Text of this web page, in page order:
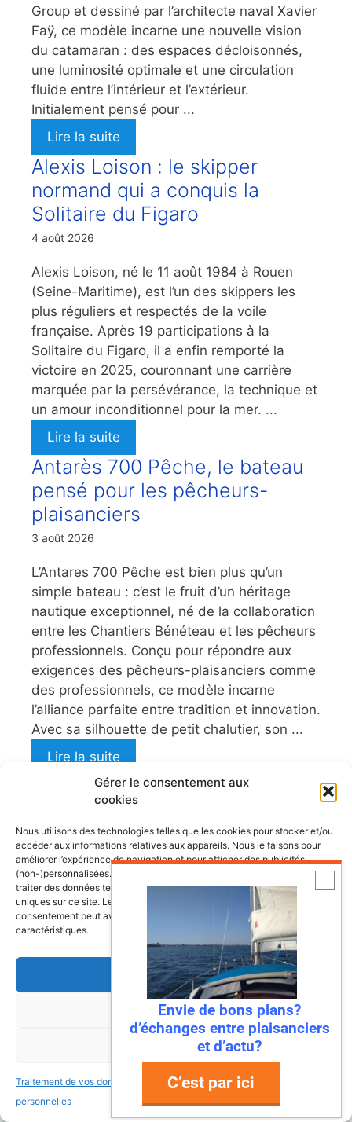
Gérer le consentement aux
cookies
Nous utilisons des technologies telles que les cookies pour stocker et/ou
accéder aux informations relatives aux appareils. Nous le faisons pour
améliorer l’expérience de navigation et pour afficher des publicités
(non-)personnalisées. Consentir à ces technologies nous autorisera à
traiter des données telles que le comportement de navigation ou les ID
uniques sur ce site. Le fait de ne pas consentir ou de retirer son
consentement peut avoir un effet négatif sur certaines fonctonnalités et
caractéristiques.
Accepter
Refuser
Voir les préférences
Traitement de vos données
personnelles
Traitement de vos données
personnelles
Group et dessiné par l’architecte naval Xavier
Faÿ, ce modèle incarne une nouvelle vision
du catamaran : des espaces décloisonnés,
une luminosité optimale et une circulation
fluide entre l’intérieur et l’extérieur.
Initialement pensé pour ...
Lire la suite
Alexis Loison : le skipper
normand qui a conquis la
Solitaire du Figaro
4 août 2026
Alexis Loison, né le 11 août 1984 à Rouen
(Seine-Maritime), est l’un des skippers les
plus réguliers et respectés de la voile
française. Après 19 participations à la
Solitaire du Figaro, il a enfin remporté la
victoire en 2025, couronnant une carrière
marquée par la persévérance, la technique et
un amour inconditionnel pour la mer. ...
Lire la suite
Antarès 700 Pêche, le bateau
pensé pour les pêcheurs-
plaisanciers
3 août 2026
L’Antares 700 Pêche est bien plus qu’un
simple bateau : c’est le fruit d’un héritage
nautique exceptionnel, né de la collaboration
entre les Chantiers Bénéteau et les pêcheurs
professionnels. Conçu pour répondre aux
exigences des pêcheurs-plaisanciers comme
des professionnels, ce modèle incarne
l’alliance parfaite entre tradition et innovation.
Avec sa silhouette de petit chalutier, son ...
Lire la suite
Conseils et astuces pour la navigation et
l'entretien de votre bateau,
Les plus belles croisières, simples et
accessibles depuis nos côtes.
Les meilleurs voiliers d'hier et aujourd'hui.
Annonces bateaux gratuites
Un site qui vulgarise la voile, à destination
des débutants comme des habitués de la
Ressources
Envie de bons plans?
d’échanges entre plaisanciers
et d’actu?
C’est par ici